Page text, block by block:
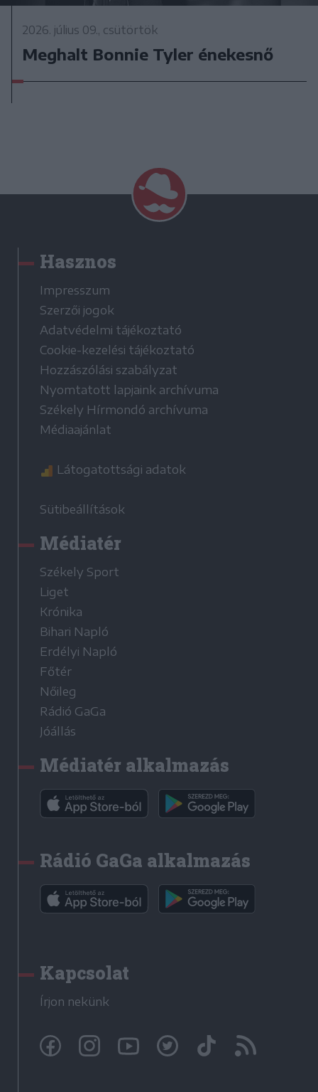
2026. július 09., csütörtök
Meghalt Bonnie Tyler énekesnő
Hasznos
Impresszum
Szerzői jogok
Adatvédelmi tájékoztató
Cookie-kezelési tájékoztató
Hozzászólási szabályzat
Nyomtatott lapjaink archívuma
Székely Hírmondó archívuma
Médiaajánlat
Látogatottsági adatok
Sütibeállítások
Médiatér
Székely Sport
Liget
Krónika
Bihari Napló
Erdélyi Napló
Főtér
Nőileg
Rádió GaGa
Jóállás
Médiatér alkalmazás
Rádió GaGa alkalmazás
Kapcsolat
Írjon nekünk